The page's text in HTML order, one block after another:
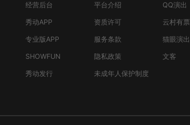
经营后台
秀动APP
专业版APP
SHOWFUN
秀动发行
平台介绍
资质许可
服务条款
隐私政策
未成年人保护制度
QQ演出
云村有票
猫眼演出
文客